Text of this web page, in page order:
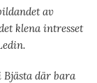
av
klena intresset
där bara